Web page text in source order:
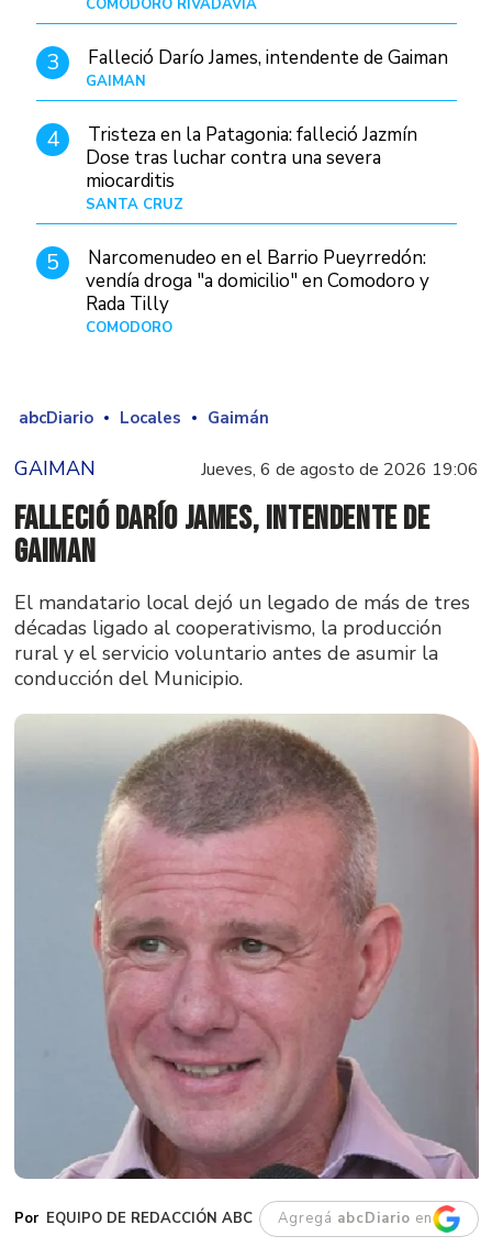
3 Falleció Darío James, intendente de Gaiman
GAIMAN
4
Tristeza en la Patagonia: falleció Jazmín
Dose tras luchar contra una severa
miocarditis
SANTA CRUZ
5
Narcomenudeo en el Barrio Pueyrredón:
vendía droga "a domicilio" en Comodoro y
Rada Tilly
COMODORO
abcDiario Locales Gaimán
GAIMAN Jueves, 6 de agosto de 2026 19:06
Falleció Darío James, intendente de
Gaiman
El mandatario local dejó un legado de más de tres
décadas ligado al cooperativismo, la producción
rural y el servicio voluntario antes de asumir la
conducción del Municipio.
EQUIPO DE REDACCIÓN ABC Agregá abcDiario en